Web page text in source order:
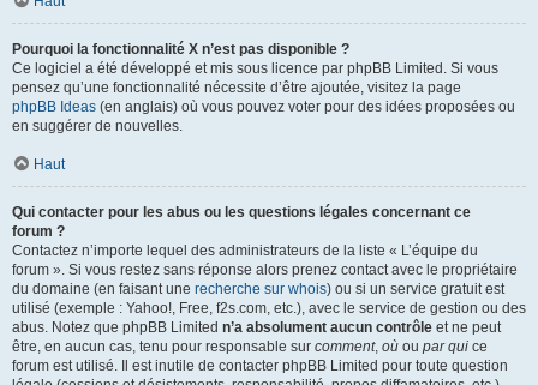
Pourquoi la fonctionnalité X n’est pas disponible ?
Ce logiciel a été développé et mis sous licence par phpBB Limited. Si vous
pensez qu’une fonctionnalité nécessite d’être ajoutée, visitez la page
phpBB Ideas (en anglais) où vous pouvez voter pour des idées proposées ou
en suggérer de nouvelles.
Haut
Qui contacter pour les abus ou les questions légales concernant ce
forum ?
Contactez n’importe lequel des administrateurs de la liste « L’équipe du
forum ». Si vous restez sans réponse alors prenez contact avec le propriétaire
du domaine (en faisant une recherche sur whois) ou si un service gratuit est
utilisé (exemple : Yahoo!, Free, f2s.com, etc.), avec le service de gestion ou des
abus. Notez que phpBB Limited n’a absolument aucun contrôle et ne peut
être, en aucun cas, tenu pour responsable sur comment, où ou par qui ce
forum est utilisé. Il est inutile de contacter phpBB Limited pour toute question